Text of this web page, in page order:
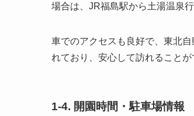
場合は、JR福島駅から土湯温泉
車でのアクセスも良好で、東北
れており、安心して訪れることが
1-4. 開園時間・駐車場情報